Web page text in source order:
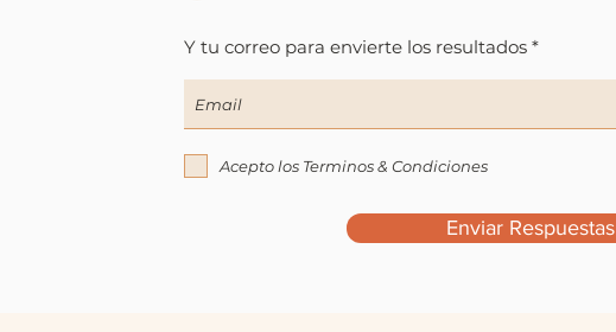
Y tu correo para envierte los resultados
Acepto los Terminos & Condiciones
Enviar Respuestas